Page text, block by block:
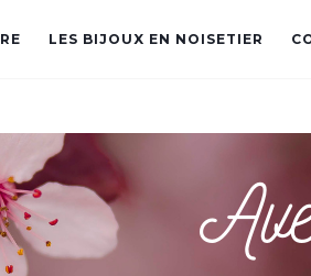
LES BIJOUX EN NOISETIER